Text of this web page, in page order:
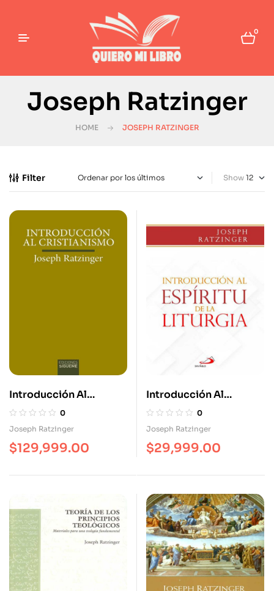
0
Joseph Ratzinger
HOME JOSEPH RATZINGER
Filter Show
Introducción Al
Cristianismo
0
Joseph Ratzinger
$129,999.00
Introducción Al
Espíritu De La Liturgia
0
Joseph Ratzinger
$29,999.00